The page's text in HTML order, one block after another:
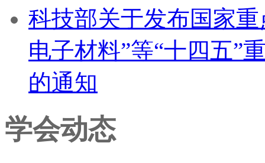
科技部关于发布国家
电子材料”等“十四五”
的通知
学会动态